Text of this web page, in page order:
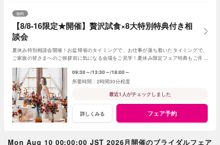
【8/8-16限定★開催】贅沢試食×8大特別特典付き相
談会
無料
夏休み特別相談会開催！お盆帰省のタイミングで、お仕事が落ち着いたタイミングで、
ご家族の皆さまへのご挨拶前に気になる会場をご見学！夏休み限定フェア特典もご用意
09:30～ 13:30～ 18:00～
2時間30分程度
最近1人がチェックしました
詳しくみる フェア予約
Mon Aug 10 00:00:00 JST 2026月開催のブライダルフェア